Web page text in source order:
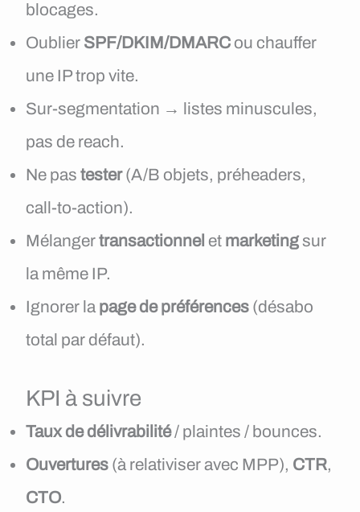
blocages.
Oublier SPF/DKIM/DMARC ou chauffer
une IP trop vite.
Sur-segmentation → listes minuscules,
pas de reach.
Ne pas tester(A/B objets, préheaders,
call-to-action).
Mélangertransactionnel et marketingsur
la même IP.
Ignorer la page de préférences (désabo
total par défaut).
KPI à suivre
Taux de délivrabilité/ plaintes / bounces.
Ouvertures (à relativiser avec MPP), CTR,
CTO.